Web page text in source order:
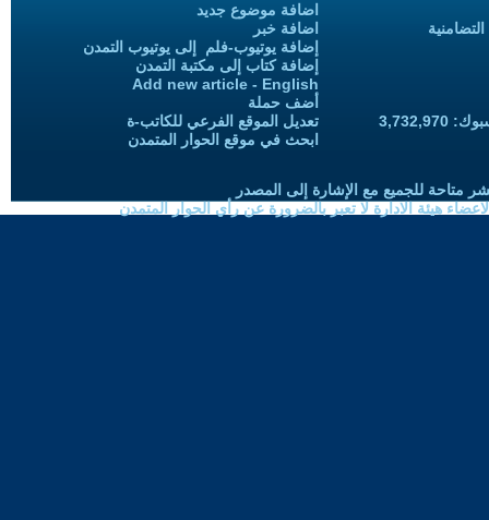
اضافة موضوع جديد
اضافة خبر
إضافة يوتيوب-فلم إلى يوتيوب التمدن
إضافة كتاب إلى مكتبة التمدن
Add new article - English
أضف حملة
تعديل الموقع الفرعي للكاتب-ة
ابحث في موقع الحوار المتمدن
متاحة للجميع مع الإشارة إلى المصدر
هيئة الادارة لا تعبر بالضرورة عن رأي الحوار المتمدن